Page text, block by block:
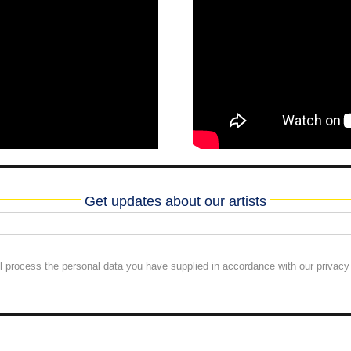
Get updates about our artists
process the personal data you have supplied in accordance with our